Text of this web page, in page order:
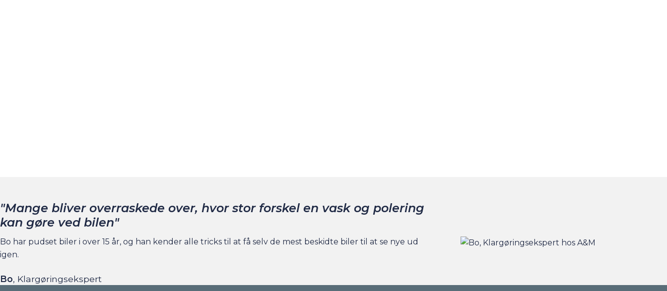
"Mange bliver overraskede over, hvor stor forskel en vask og polering
kan gøre ved bilen"
Bo har pudset biler i over 15 år, og han kender alle tricks til at få selv de mest beskidte biler til at se nye ud
igen.
Bo, Klargøringsekspert